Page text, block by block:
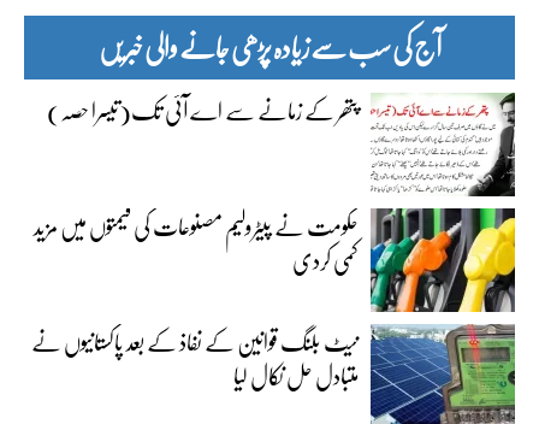
آج کی سب سے زیادہ پڑھی جانے والی خبریں
پتھر کے زمانے سے اے آئی تک(تیسرا حصہ)
حکومت نے پیٹرولیم مصنوعات کی قیمتوں میں مزید
کمی کردی
نیٹ بلنگ قوانین کے نفاذ کے بعد پاکستانیوں نے
متبادل حل نکال لیا